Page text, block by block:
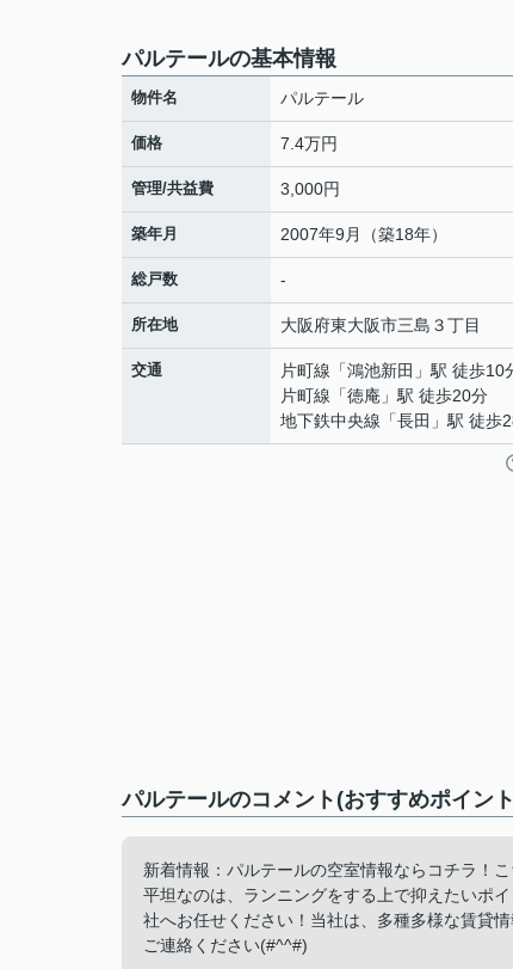
パルテールの基本情報
物件名 パルテール
価格 7.4万円
管理/共益費 3,000円
築年月 2007年9月（築18年）
総戸数 -
所在地 大阪府東大阪市三島 ３丁目
交通 片町線 「鴻池新田 」駅 徒歩10
片町線 「徳庵 」駅 徒歩20分
地下鉄中央線 「長田 」駅 徒歩
パルテールのコメント(おすすめポイン
新着情報：パルテールの空室情報ならコチラ！
平坦なのは、ランニングをする上で抑えたいポ
社へお任せください！当社は、多種多様な賃貸
ご連絡ください(#^^#)